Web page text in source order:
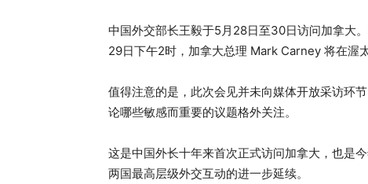
中国外交部长王毅于5月28日至30日访问加拿大
29日下午2时，加拿大总理 Mark Carney 将在渥
值得注意的是，此次会见并未向媒体开放采访环
论哪些敏感而重要的议题格外关注。
这是中国外长十年来首次正式访问加拿大，也是
两国最高层级外交互动的进一步延续。